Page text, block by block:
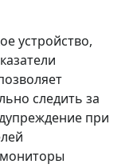
устройство,
следить за
при